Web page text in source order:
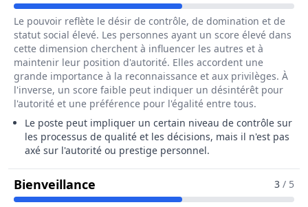
Le pouvoir reflète le désir de contrôle, de domination et de
statut social élevé. Les personnes ayant un score élevé dans
cette dimension cherchent à influencer les autres et à
maintenir leur position d'autorité. Elles accordent une
grande importance à la reconnaissance et aux privilèges. À
l'inverse, un score faible peut indiquer un désintérêt pour
l'autorité et une préférence pour l'égalité entre tous.
Le poste peut impliquer un certain niveau de contrôle sur
les processus de qualité et les décisions, mais il n'est pas
axé sur l'autorité ou prestige personnel.
Bienveillance Pour Le Métier De Assureur /
3 / 5